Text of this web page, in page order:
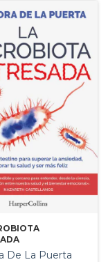
De La Puerta